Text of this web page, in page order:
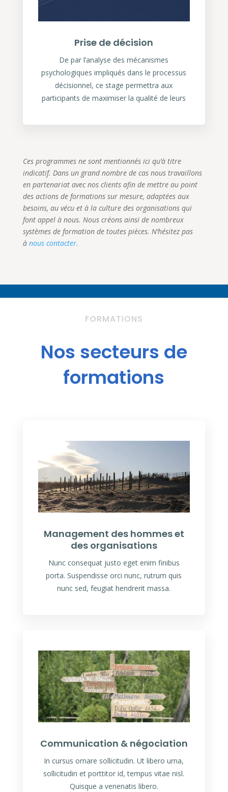
Prise de décision
De par l’analyse des mécanismes
psychologiques impliqués dans le processus
décisionnel, ce stage permettra aux
participants de maximiser la qualité de leurs
Ces programmes ne sont mentionnés ici qu’à titre
indicatif. Dans un grand nombre de cas nous travaillons
en partenariat avec nos clients afin de mettre au point
des actions de formations sur mesure, adaptées aux
besoins, au vécu et à la culture des organisations qui
font appel à nous. Nous créons ainsi de nombreux
systèmes de formation de toutes pièces. N’hésitez pas
à nous contacter.
FORMATIONS
Nos secteurs de
formations
Management des hommes et
des organisations
Nunc consequat justo eget enim finibus
porta. Suspendisse orci nunc, rutrum quis
nunc sed, feugiat hendrerit massa.
Communication & négociation
In cursus ornare sollicitudin. Ut libero urna,
sollicitudin et porttitor id, tempus vitae nisl.
Quisque a venenatis libero.